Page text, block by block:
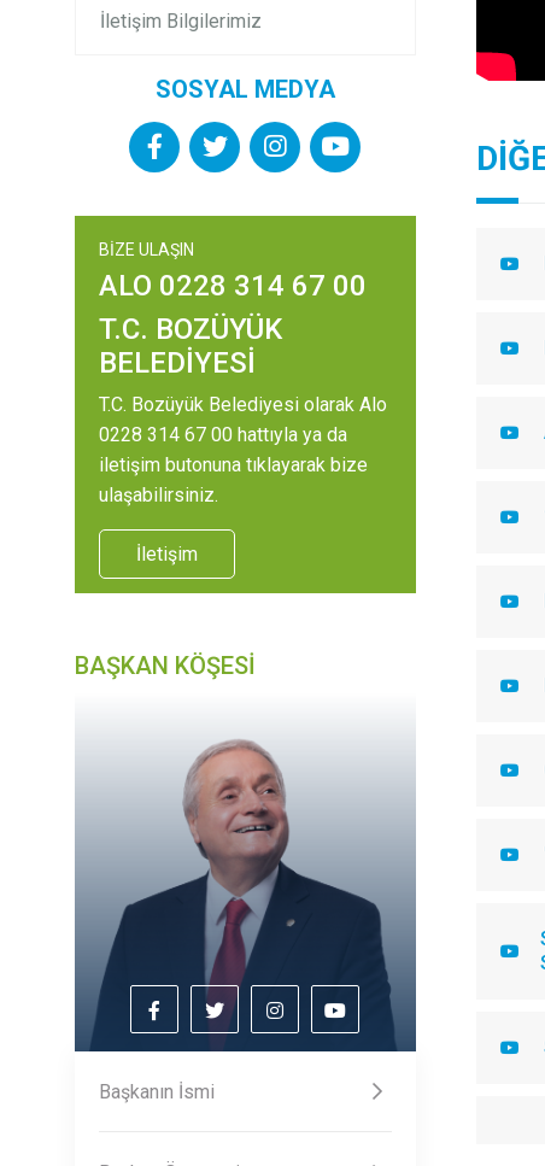
İletişim Bilgilerimiz
SOSYAL MEDYA
BİZE ULAŞIN
ALO 0228 314 67 00
T.C. BOZÜYÜK
BELEDİYESİ
T.C. Bozüyük Belediyesi olarak Alo
0228 314 67 00 hattıyla ya da
iletişim butonuna tıklayarak bize
ulaşabilirsiniz.
İletişim
BAŞKAN KÖŞESİ
Başkanın İsmi